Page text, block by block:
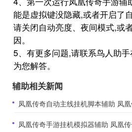
能是虚拟键没隐藏,或者开启了
请关闭自动亮度、夜间模式,或
因。
5、有更多问题,请联系鸟人助
为您解答。
辅助相关新闻
凤凰传奇手游挂机模拟器辅助 凤凰